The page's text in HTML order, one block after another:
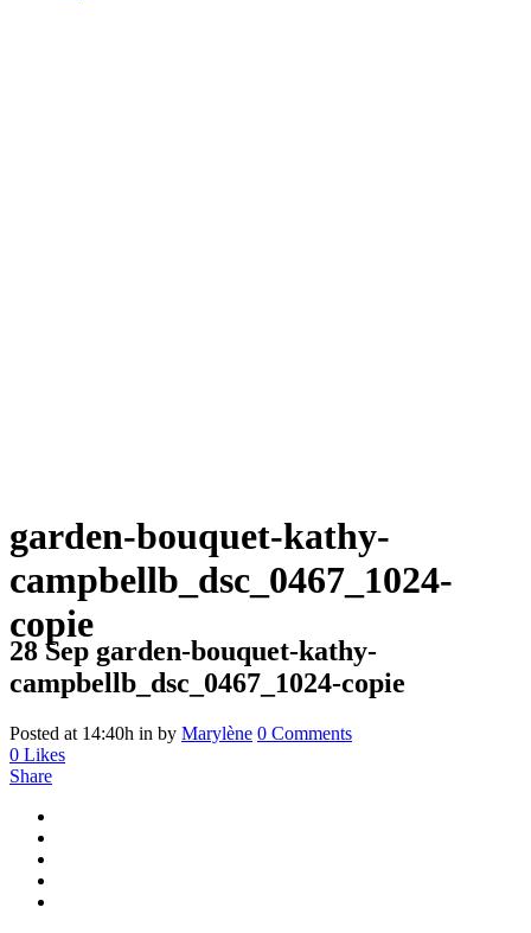
garden-bouquet-kathy-
campbellb_dsc_0467_1024-
copie
28 Sep garden-bouquet-kathy-
campbellb_dsc_0467_1024-copie
Posted at 14:40h in by Marylène 0 Comments
0 Likes
Share